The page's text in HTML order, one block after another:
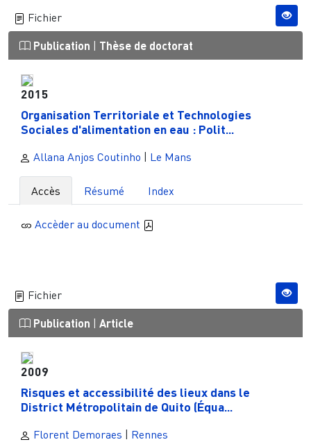
Fichier
Publication Thèse de doctorat
2015
Organisation Territoriale et Technologies
Sociales d'alimentation en eau : Polit...
Allana Anjos Coutinho Le Mans
Accès Résumé Index
Accèder au document
Fichier
Publication Article
2009
Risques et accessibilité des lieux dans le
District Métropolitain de Quito (Équa...
Florent Demoraes Rennes